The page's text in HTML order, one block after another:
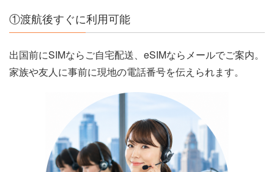
①渡航後すぐに利用可能
出国前にSIMならご自宅配送、eSIMならメールでご案内。
家族や友人に事前に現地の電話番号を伝えられます。